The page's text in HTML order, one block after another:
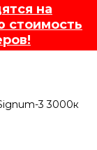
на
стоимость
3 3000к